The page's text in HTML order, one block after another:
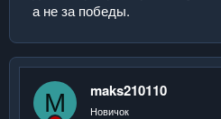
а не за победы.
M maks210110
Новичок